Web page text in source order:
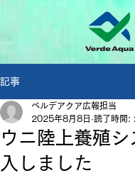
記事
ウニ陸上養殖シ
入しました
ベルデアクア広報担当
2025年8月8日 読了時間: